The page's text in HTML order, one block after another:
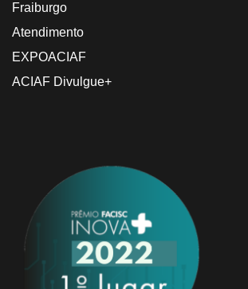
Fraiburgo
Atendimento
EXPOACIAF
ACIAF Divulgue+